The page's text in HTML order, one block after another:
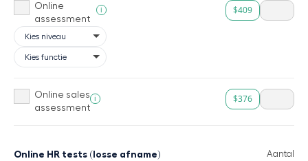
Online
assessment
i $409
Online sales
assessment
i $376
Online HR tests (losse afname) Aantal